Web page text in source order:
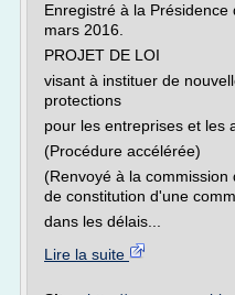
Enregistré à la
mars 2016.
PROJET DE LOI
visant à instituer de
protections
pour les entreprises et les
(Procédure accélérée)
(Renvoyé à la
de constitution d'une
dans les délais...
Lire la suite